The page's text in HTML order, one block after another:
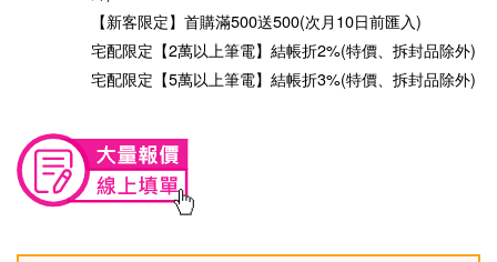
【新客限定】首購滿500送500(次月10日前匯入)
宅配限定【2萬以上筆電】結帳折2%(特價、拆封品除外)
宅配限定【5萬以上筆電】結帳折3%(特價、拆封品除外)